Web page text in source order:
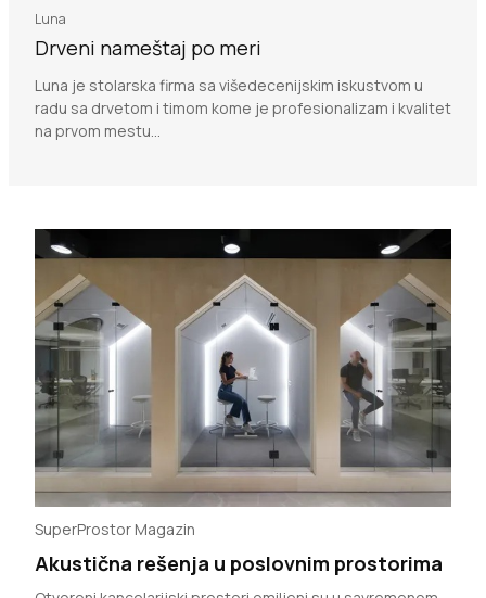
Luna
Drveni nameštaj po meri
Luna je stolarska firma sa višedecenijskim iskustvom u
radu sa drvetom i timom kome je profesionalizam i kvalitet
na prvom mestu...
SuperProstor Magazin
Akustična rešenja u poslovnim prostorima